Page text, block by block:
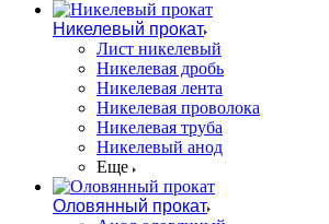
Никелевый прокат
Лист никелевый
Никелевая дробь
Никелевая лента
Никелевая проволока
Никелевая труба
Никелевый анод
Еще
Оловянный прокат